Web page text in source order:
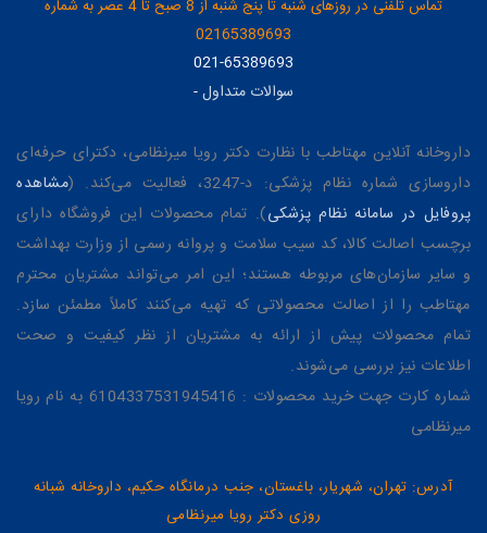
تماس تلفنی در روزهای شنبه تا پنج شنبه از 8 صبح تا 4 عصر به شماره
02165389693
021-65389693
سوالات متداول-
داروخانه آنلاین مهتاطب با نظارت دکتر رویا میرنظامی، دکترای حرفه‌ای
داروسازی شماره نظام پزشکی: د-3247، فعالیت می‌کند. (
مشاهده
پروفایل در سامانه نظام پزشکی). تمام محصولات این فروشگاه دارای
برچسب اصالت کالا، کد سیب سلامت و پروانه رسمی از وزارت بهداشت
و سایر سازمان‌های مربوطه هستند؛ این امر می‌تواند مشتریان محترم
مهتاطب را از اصالت محصولاتی که تهیه می‌کنند کاملاً مطمئن سازد.
تمام محصولات پیش از ارائه به مشتریان از نظر کیفیت و صحت
اطلاعات نیز بررسی می‌شوند.
شماره کارت جهت خرید محصولات : 6104337531945416 به نام رویا
میرنظامی
آدرس: تهران، شهریار، باغستان، جنب درمانگاه حکیم، داروخانه شبانه
روزی دکتر رویا میرنظامی